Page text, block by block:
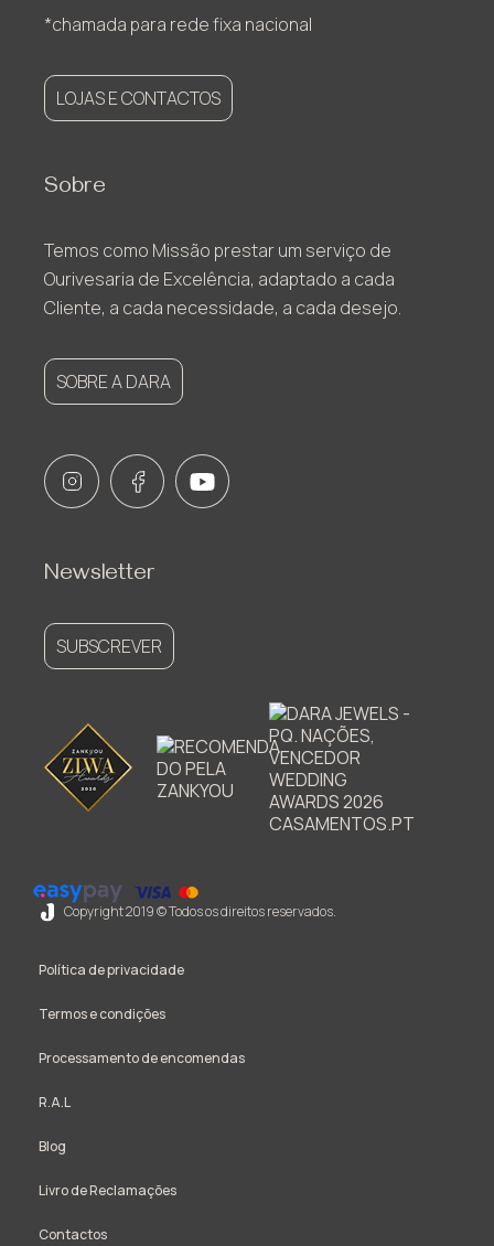
*chamada para rede fixa nacional
LOJAS E CONTACTOS
Sobre
Temos como Missão prestar um serviço de
Ourivesaria de Excelência, adaptado a cada
Cliente, a cada necessidade, a cada desejo.
SOBRE A DARA
Newsletter
SUBSCREVER
Copyright 2019 © Todos os direitos reservados.
Política de privacidade
Termos e condições
Processamento de encomendas
R.A.L
Blog
Livro de Reclamações
Contactos